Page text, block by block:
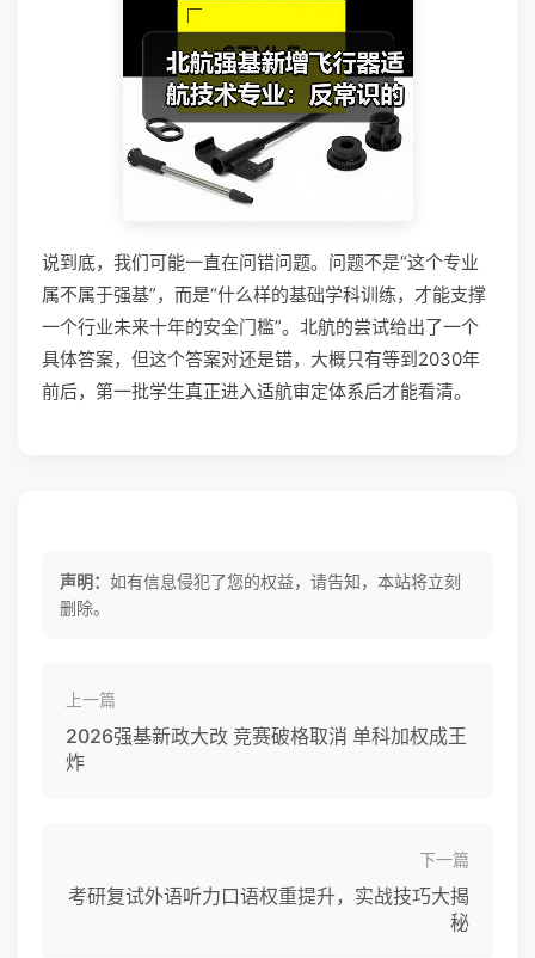
说到底，我们可能一直在问错问题。问题不是“这个专业
属不属于强基”，而是“什么样的基础学科训练，才能支撑
一个行业未来十年的安全门槛”。北航的尝试给出了一个
具体答案，但这个答案对还是错，大概只有等到2030年
前后，第一批学生真正进入适航审定体系后才能看清。
声明： 如有信息侵犯了您的权益，请告知，本站将立刻
删除。
上一篇
2026强基新政大改 竞赛破格取消 单科加权成王
炸
下一篇
考研复试外语听力口语权重提升，实战技巧大揭
秘